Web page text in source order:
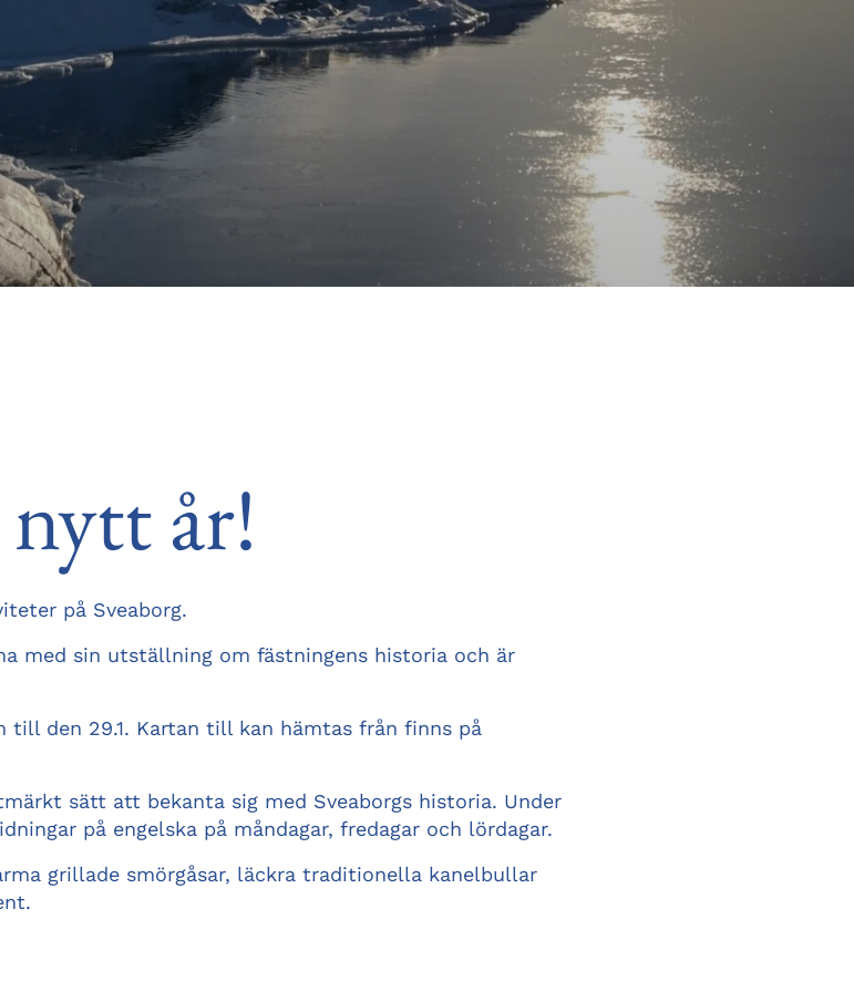
år!
på Sveaborg.
med sin utställning om fästningens historia och är
till den 29.1. Kartan till kan hämtas från finns på
sätt att bekanta sig med Sveaborgs historia. Under
på engelska på måndagar, fredagar och lördagar.
grillade smörgåsar, läckra traditionella kanelbullar